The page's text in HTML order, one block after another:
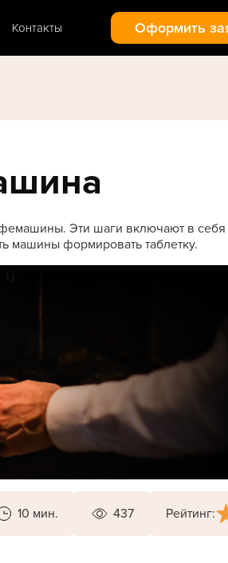
Контакты Оформить
Эти шаги включают в себя
машины формировать таблетку.
10 мин. 437 Рейтинг: